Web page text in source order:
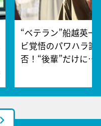
“ベテラン”船越英一
ビ覚悟のパワハラ謝
否！“後輩”だけに…